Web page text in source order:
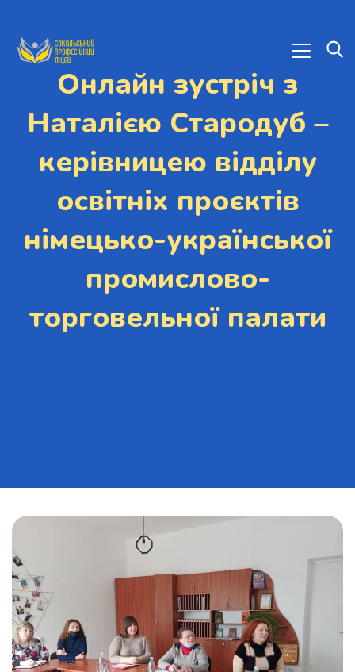
Онлайн зустріч з
Наталією Стародуб –
керівницею відділу
освітніх проєктів
німецько-української
промислово-
торговельної палати